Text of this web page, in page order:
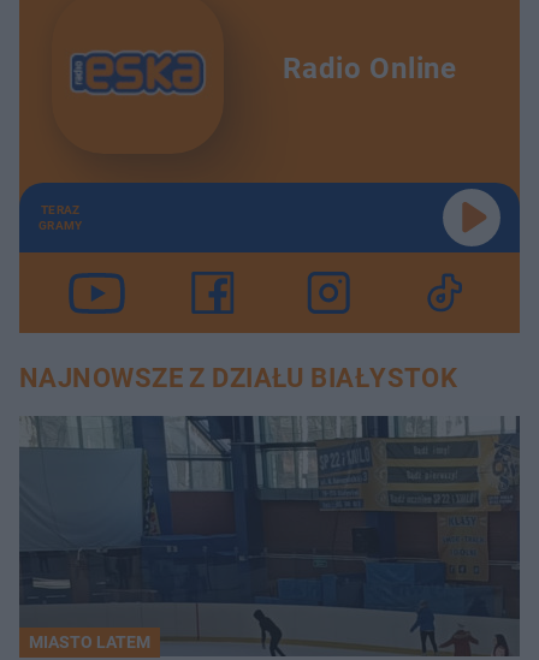
Radio Online
TERAZ
GRAMY
NAJNOWSZE Z DZIAŁU BIAŁYSTOK
MIASTO LATEM